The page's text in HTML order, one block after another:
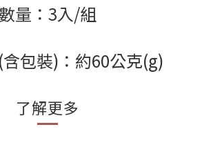
數量：3入/組
包裝)：約60公克(g)
了解更多